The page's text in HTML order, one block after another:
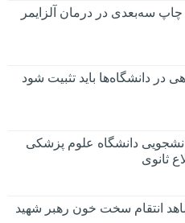
چاپ سه‌بعدی در درمان آلزایمر
در دانشگاه‌ها باید تثبیت شود
دانشگاه علوم پزشکی
ثانوی
انتقام سخت خون رهبر شهید